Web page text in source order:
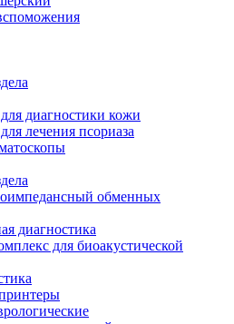
диагностики кожи
лечения псориаза
обменных
диагностика
для биоакустической